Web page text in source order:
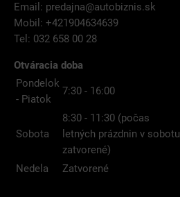
Email: predajna@autobiznis.sk
Mobil: +421904634639
Tel: 032 658 00 28
Otváracia doba
Pondelok
- Piatok
7:30 - 16:00
Sobota
8:30 - 11:30 (počas
letných prázdnin v sobotu
zatvorené)
Nedela
Zatvorené